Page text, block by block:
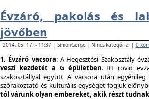
Évzáró, pakolás és
jövőben
2014. 05. 17. - 11:37 | SimonGergo | Nincs kategória. | 0
1. Évzáró vacsora: A Hegesztési Szakosztály
veszi kezdetét a G épületben. Itt rövid
szakosztállyal együtt. A vacsora után
szórakoztató és kulturális egységet fogjuk
tól várunk olyan embereket, akik részt tudnak